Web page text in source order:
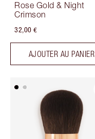
Rose Gold & Night
Crimson
32,00 €
AJOUTER AU PANIER